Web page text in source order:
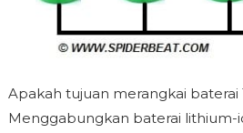
Apakah tujuan merangkai baterai
Menggabungkan baterai lithium-